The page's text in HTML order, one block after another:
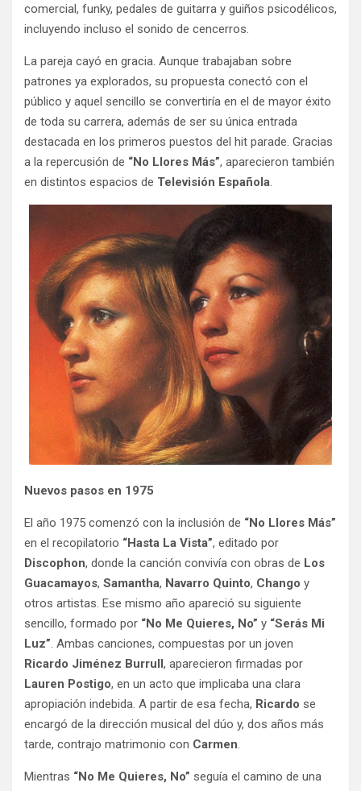
comercial, funky, pedales de guitarra y guiños psicodélicos,
incluyendo incluso el sonido de cencerros.
La pareja cayó en gracia. Aunque trabajaban sobre
patrones ya explorados, su propuesta conectó con el
público y aquel sencillo se convertiría en el de mayor éxito
de toda su carrera, además de ser su única entrada
destacada en los primeros puestos del hit parade. Gracias
a la repercusión de “No Llores Más”, aparecieron también
en distintos espacios de Televisión Española.
Nuevos pasos en 1975
El año 1975 comenzó con la inclusión de “No Llores Más”
en el recopilatorio “Hasta La Vista”, editado por
Discophon, donde la canción convivía con obras de Los
Guacamayos, Samantha, Navarro Quinto, Chango y
otros artistas. Ese mismo año apareció su siguiente
sencillo, formado por “No Me Quieres, No” y “Serás Mi
Luz”. Ambas canciones, compuestas por un joven
Ricardo Jiménez Burrull, aparecieron firmadas por
Lauren Postigo, en un acto que implicaba una clara
apropiación indebida. A partir de esa fecha, Ricardo se
encargó de la dirección musical del dúo y, dos años más
tarde, contrajo matrimonio con Carmen.
Mientras “No Me Quieres, No” seguía el camino de una